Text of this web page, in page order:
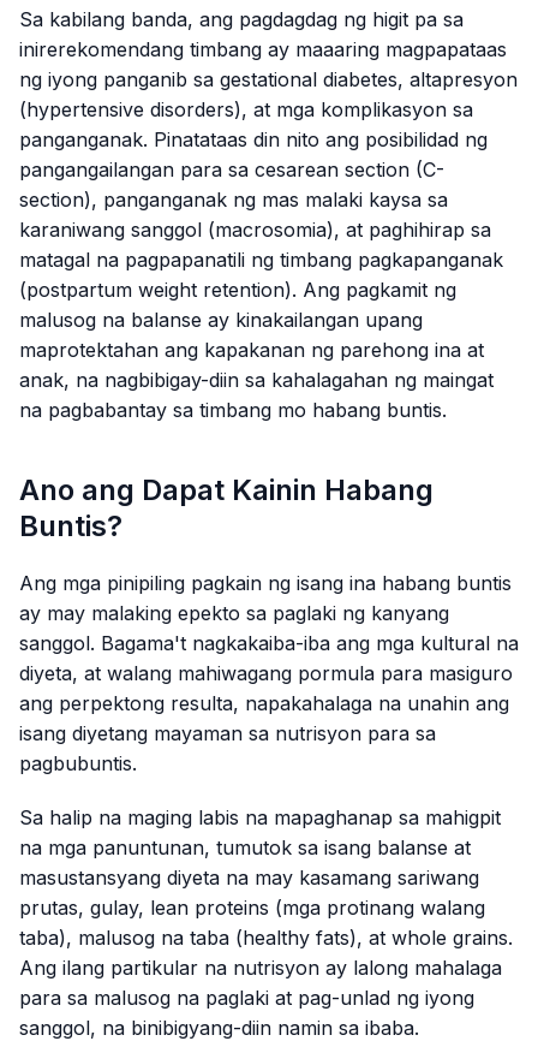
Sa kabilang banda, ang pagdagdag ng higit pa sa
inirerekomendang timbang ay maaaring magpapataas
ng iyong panganib sa gestational diabetes, altapresyon
(hypertensive disorders), at mga komplikasyon sa
panganganak. Pinatataas din nito ang posibilidad ng
pangangailangan para sa cesarean section (C-
section), panganganak ng mas malaki kaysa sa
karaniwang sanggol (macrosomia), at paghihirap sa
matagal na pagpapanatili ng timbang pagkapanganak
(postpartum weight retention). Ang pagkamit ng
malusog na balanse ay kinakailangan upang
maprotektahan ang kapakanan ng parehong ina at
anak, na nagbibigay-diin sa kahalagahan ng maingat
na pagbabantay sa timbang mo habang buntis.
Ano ang Dapat Kainin Habang
Buntis?
Ang mga pinipiling pagkain ng isang ina habang buntis
ay may malaking epekto sa paglaki ng kanyang
sanggol. Bagama't nagkakaiba-iba ang mga kultural na
diyeta, at walang mahiwagang pormula para masiguro
ang perpektong resulta, napakahalaga na unahin ang
isang diyetang mayaman sa nutrisyon para sa
pagbubuntis.
Sa halip na maging labis na mapaghanap sa mahigpit
na mga panuntunan, tumutok sa isang balanse at
masustansyang diyeta na may kasamang sariwang
prutas, gulay, lean proteins (mga protinang walang
taba), malusog na taba (healthy fats), at whole grains.
Ang ilang partikular na nutrisyon ay lalong mahalaga
para sa malusog na paglaki at pag-unlad ng iyong
sanggol, na binibigyang-diin namin sa ibaba.